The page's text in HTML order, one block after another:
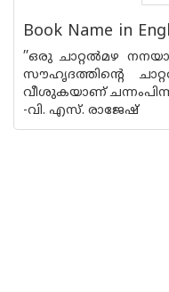
Book Name in
’’ഒരു ചാറ്റല്‍മഴ
സൗഹൃദത്തിന്‍റെ
വീശുകയാണ്
-വി. എസ്. രാജേഷ്